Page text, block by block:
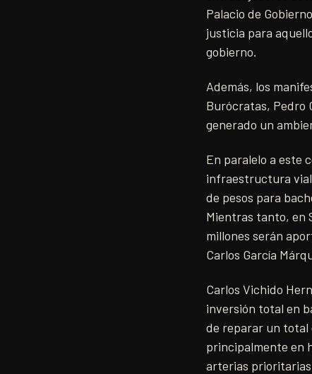
Palacio de
justicia para
gobierno.
Además, los
Burócratas, Pedro
generado un
En paralelo a este
infraestructura
de pesos para
Mientras tanto, en
millones serán
Carlos García
Carlos Vichido
inversión total en
de reparar un total
principalmente en
arterias